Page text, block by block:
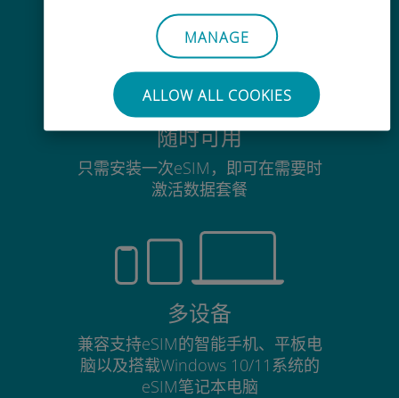
MANAGE
ALLOW ALL COOKIES
无需取出您现有的SIM卡
随时可用
只需安装一次eSIM，即可在需要时
激活数据套餐
多设备
兼容支持eSIM的智能手机、平板电
脑以及搭载Windows 10/11系统的
eSIM笔记本电脑